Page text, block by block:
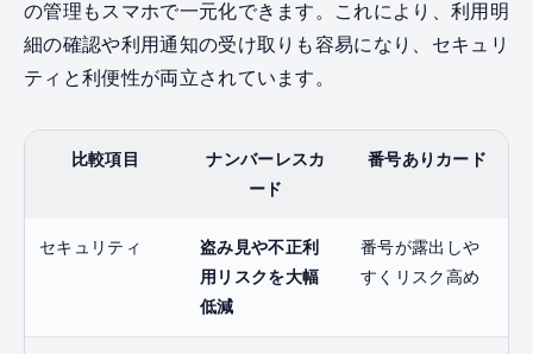
の管理もスマホで一元化できます。これにより、利用明
細の確認や利用通知の受け取りも容易になり、セキュリ
ティと利便性が両立されています。
比較項目
ナンバーレスカ
ード
番号ありカード
セキュリティ
盗み見や不正利
用リスクを大幅
低減
番号が露出しや
すくリスク高め